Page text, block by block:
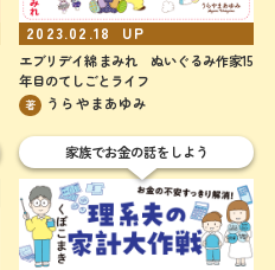
2023.02.18 UP
エブリデイ綿まみれ ぬいぐるみ作家15
年目のてしごとライフ
著 うらやまあゆみ
家族でお金の話をしよう